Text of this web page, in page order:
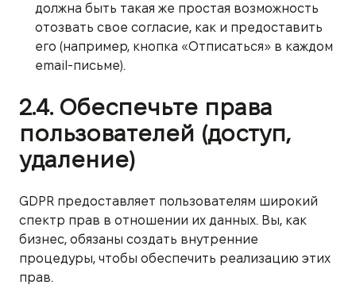
должна быть такая же простая возможность
отозвать свое согласие, как и предоставить
его (например, кнопка «Отписаться» в каждом
email-письме).
2.4. Обеспечьте права
пользователей (доступ,
удаление)
GDPR предоставляет пользователям широкий
спектр прав в отношении их данных. Вы, как
бизнес, обязаны создать внутренние
процедуры, чтобы обеспечить реализацию этих
прав.